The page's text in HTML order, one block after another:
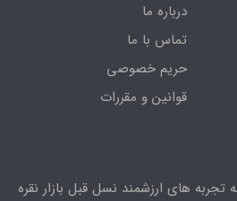
درباره ما
تماس با ما
حریم خصوصی
قوانین و مقررات
تجربه های ارزشمند نسل قبل بازار نقره